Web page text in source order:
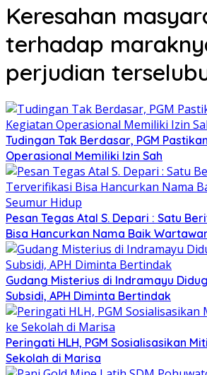
Keresahan
terhadap
perjudian
Tudingan Tak Berdasar, PGM
Operasional Memiliki Izin Sah
Pesan Tegas Atal S. Depari : Satu
Bisa Hancurkan Nama Baik
Gudang Misterius di Indramayu
Subsidi, APH Diminta Bertindak
Peringati HLH, PGM Sosialisasikan
Sekolah di Marisa